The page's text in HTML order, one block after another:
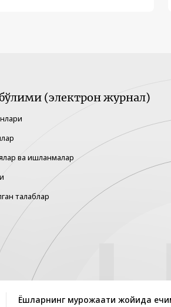
Ёшларнинг мурожаати жойида
(электрон журнал)
ва ишланмалар
талаблар